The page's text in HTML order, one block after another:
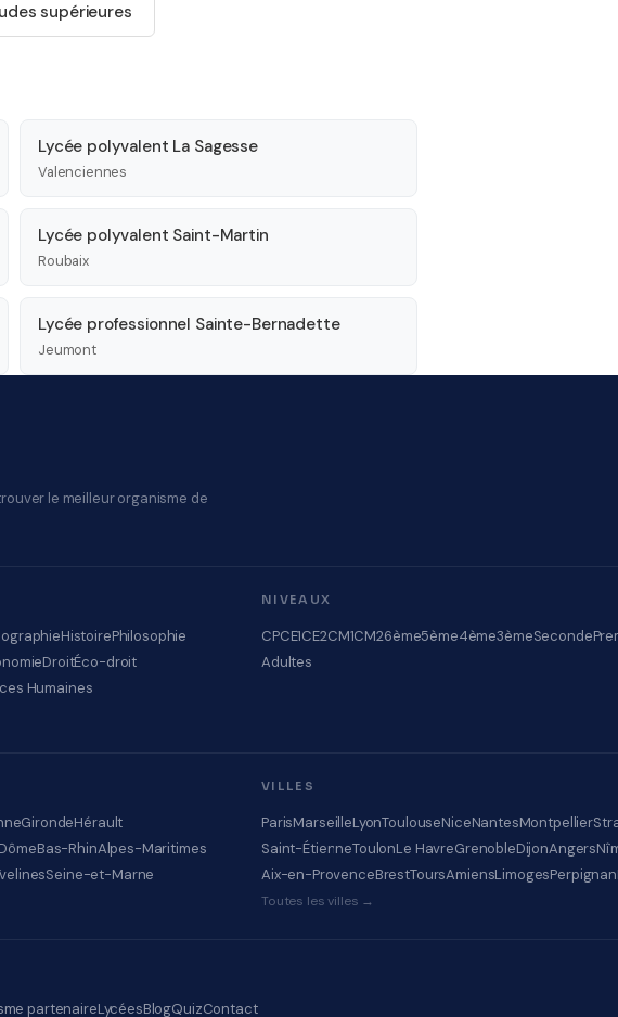
supérieures
Lycée polyvalent La Sagesse
Valenciennes
Lycée polyvalent Saint-Martin
Roubaix
Lycée professionnel Sainte-Bernadette
Jeumont
le meilleur organisme de
HistoirePhilosophie
DroitÉco-droit
Humaines
NIVEAUX
CPCE1CE2CM1CM26ème5ème4ème3èmeSeconde
Adultes
GirondeHérault
Bas-RhinAlpes-Maritimes
Seine-et-Marne
VILLES
ParisMarseilleLyonToulouseNiceNantesMontpellier
Saint-ÉtienneToulonLe HavreGrenobleDijonAngers
Aix-en-ProvenceBrestToursAmiensLimogesPerpignan
Toutes les villes →
partenaireLycéesBlogQuizContact